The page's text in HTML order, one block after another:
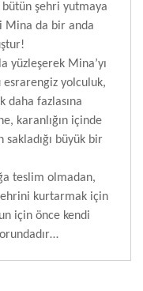
şehri yutmaya
Mina da bir anda
yüzleşerek Mina’yı
yolculuk,
daha fazlasına
karanlığın içinde
sakladığı büyük bir
teslim olmadan,
kurtarmak için
için önce kendi